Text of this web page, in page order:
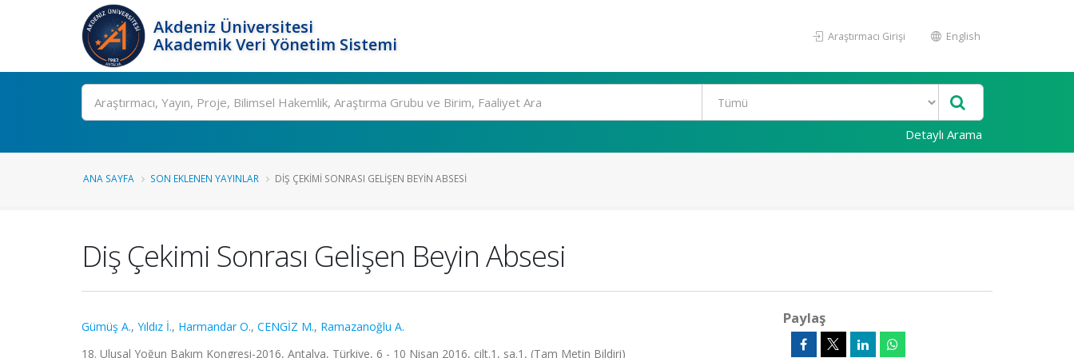
Akdeniz Üniversitesi
Akademik Veri Yönetim Sistemi
Araştırmacı Girişi English
Ara
Detaylı Arama
ANA SAYFA SON EKLENEN YAYINLAR DIŞ ÇEKIMI SONRASI GELIŞEN BEYIN ABSESI
Diş Çekimi Sonrası Gelişen Beyin Absesi
Gümüş A., Yıldız İ., Harmandar O., CENGİZ M., Ramazanoğlu A.
18. Ulusal Yoğun Bakım Kongresi-2016, Antalya, Türkiye, 6 - 10 Nisan 2016, cilt.1, sa.1, (Tam Metin Bildiri)
Paylaş